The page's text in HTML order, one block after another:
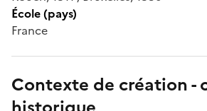
École (pays)
France
Contexte de création -